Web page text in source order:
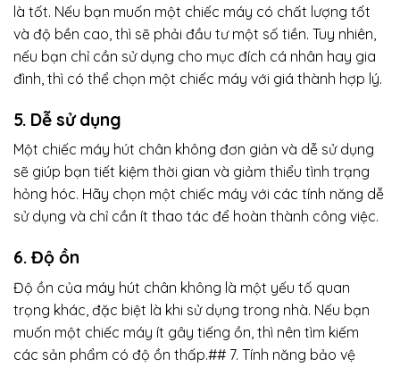
là tốt. Nếu bạn muốn một chiếc máy có chất lượng tốt
và độ bền cao, thì sẽ phải đầu tư một số tiền. Tuy nhiên,
nếu bạn chỉ cần sử dụng cho mục đích cá nhân hay gia
đình, thì có thể chọn một chiếc máy với giá thành hợp lý.
5. Dễ sử dụng
Một chiếc máy hút chân không đơn giản và dễ sử dụng
sẽ giúp bạn tiết kiệm thời gian và giảm thiểu tình trạng
hỏng hóc. Hãy chọn một chiếc máy với các tính năng dễ
sử dụng và chỉ cần ít thao tác để hoàn thành công việc.
6. Độ ồn
Độ ồn của máy hút chân không là một yếu tố quan
trọng khác, đặc biệt là khi sử dụng trong nhà. Nếu bạn
muốn một chiếc máy ít gây tiếng ồn, thì nên tìm kiếm
các sản phẩm có độ ồn thấp.## 7. Tính năng bảo vệ